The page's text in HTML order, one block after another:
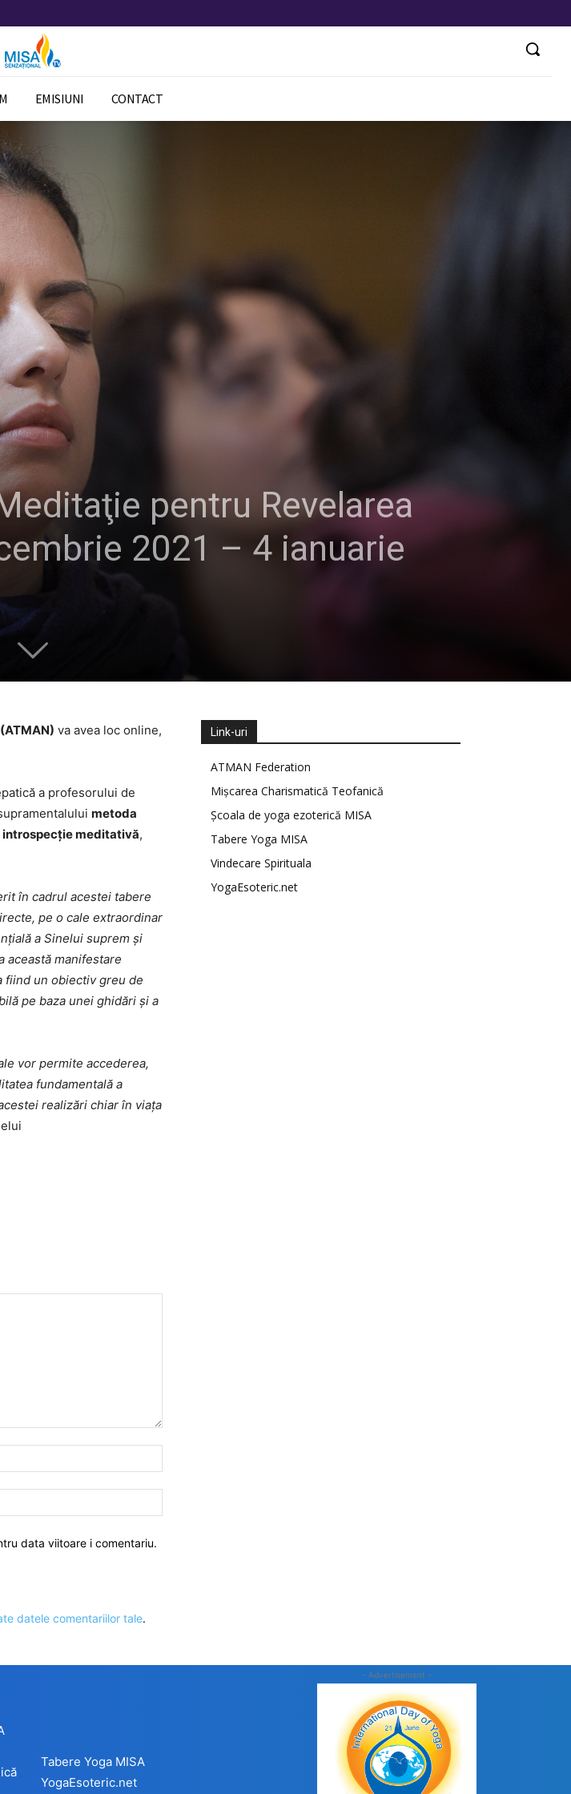
EMISIUNI CONTACT
pentru Revelarea
2021 – 4 ianuarie
va avea loc online,
a profesorului de
metoda
introspecție meditativă,
în cadrul acestei tabere
pe o cale extraordinar
a Sinelui suprem și
această manifestare
fiind un obiectiv greu de
pe baza unei ghidări și a
vor permite accederea,
fundamentală a
realizări chiar în viața
data viitoare i comentariu.
datele comentariilor tale.
Link-uri
ATMAN Federation
Mișcarea Charismatică Teofanică
Școala de yoga ezoterică MISA
Tabere Yoga MISA
Vindecare Spirituala
YogaEsoteric.net
Tabere Yoga MISA
YogaEsoteric.net
- Advertisement -